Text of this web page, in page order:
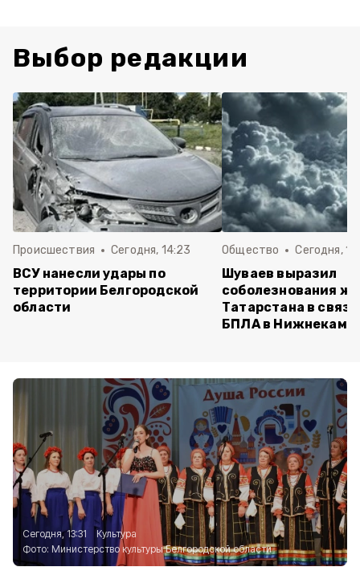
Выбор редакции
Происшествия Сегодня, 14:23
ВСУ нанесли удары по
территории Белгородской
области
Общество Сегодня,
Шуваев выразил
соболезнования
Татарстана в
БПЛА в
Сегодня, 13:31
Культура
Фото: Министерство культуры Белгородской области